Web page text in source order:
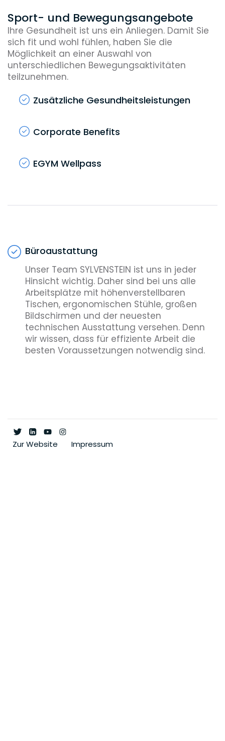
Sport- und Bewegungsangebote
Ihre Gesundheit ist uns ein Anliegen. Damit Sie
sich fit und wohl fühlen, haben Sie die
Möglichkeit an einer Auswahl von
unterschiedlichen Bewegungsaktivitäten
teilzunehmen.
Zusätzliche Gesundheitsleistungen
Corporate Benefits
EGYM Wellpass
Büroaustattung
Unser Team SYLVENSTEIN ist uns in jeder
Hinsicht wichtig. Daher sind bei uns alle
Arbeitsplätze mit höhenverstellbaren
Tischen, ergonomischen Stühle, großen
Bildschirmen und der neuesten
technischen Ausstattung versehen. Denn
wir wissen, dass für effiziente Arbeit die
besten Voraussetzungen notwendig sind.
Zur Website Impressum